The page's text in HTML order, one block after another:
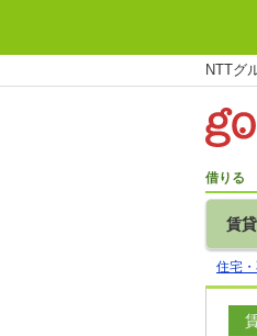
NTTグ
借りる
賃貸
住宅